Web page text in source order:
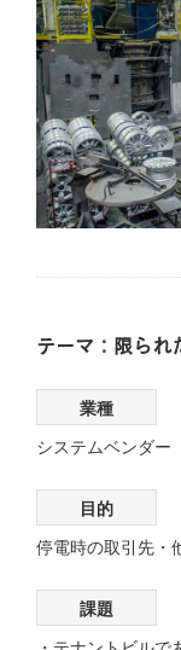
テーマ：限られ
業種
システムベンダー
目的
停電時の取引先・
課題